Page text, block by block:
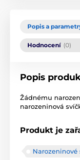
Popis a
Hodnocení (0)
Popis
Žádnému
narozeninová
Produkt je
Narozeninové